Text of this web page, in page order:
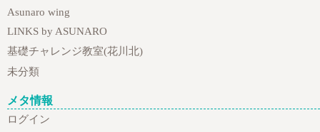
Asunaro wing
LINKS by ASUNARO
基礎チャレンジ教室(花川北)
未分類
メタ情報
ログイン